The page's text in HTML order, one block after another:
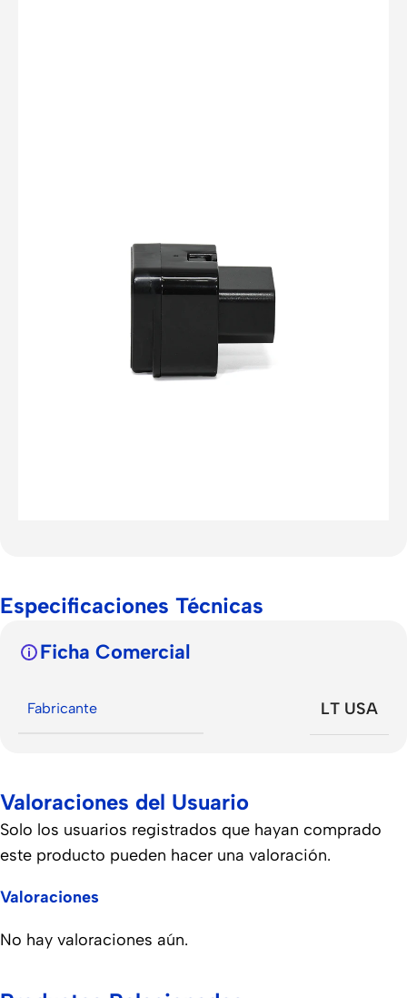
Especificaciones Técnicas
Ficha Comercial
Fabricante LT USA
Valoraciones del Usuario
Valoraciones
No hay valoraciones aún.
Solo los usuarios registrados que hayan comprado
este producto pueden hacer una valoración.